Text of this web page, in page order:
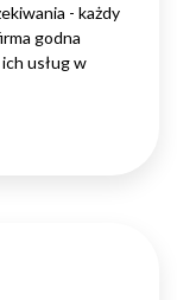
- każdy
godna
usług w